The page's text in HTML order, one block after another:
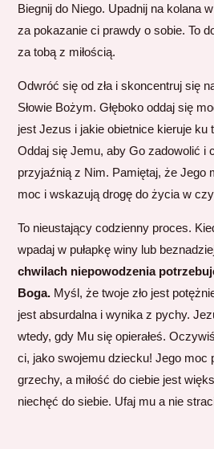
Biegnij do Niego. Upadnij na kolana
za pokazanie ci prawdy o sobie. To
za tobą z miłością.
Odwróć się od zła i skoncentruj się
Słowie Bożym. Głęboko oddaj się
jest Jezus i jakie obietnice kieruje ku
Oddaj się Jemu, aby Go zadowolić i
przyjaźnią z Nim. Pamiętaj, że Jego
moc i wskazują drogę do życia w
To nieustający codzienny proces.
wpadaj w pułapkę winy lub
chwilach niepowodzenia
Boga. Myśl, że twoje zło jest
jest absurdalna i wynika z pychy.
wtedy, gdy Mu się opierałeś.
ci, jako swojemu dziecku! Jego moc
grzechy, a miłość do ciebie jest
niechęć do siebie. Ufaj mu a nie